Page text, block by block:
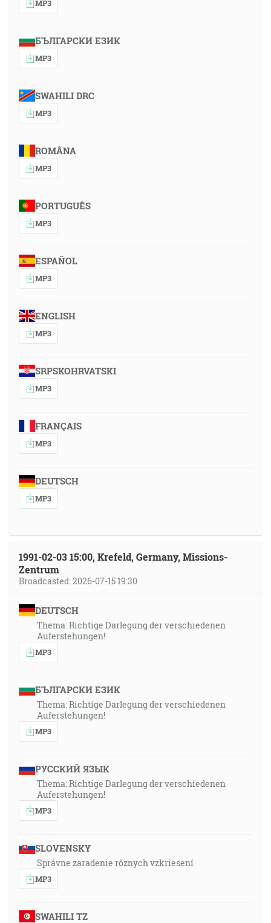
MP3
БЪЛГАРСКИ ЕЗИК
MP3
SWAHILI DRC
MP3
ROMÂNA
MP3
PORTUGUÊS
MP3
ESPAÑOL
MP3
ENGLISH
MP3
SRPSKOHRVATSKI
MP3
FRANÇAIS
MP3
DEUTSCH
MP3
1991-02-03 15:00, Krefeld, Germany, Missions-
Zentrum
Broadcasted: 2026-07-15 19:30
DEUTSCH
Thema: Richtige Darlegung der verschiedenen
Auferstehungen!
MP3
БЪЛГАРСКИ ЕЗИК
Thema: Richtige Darlegung der verschiedenen
Auferstehungen!
MP3
РУССКИЙ ЯЗЫК
Thema: Richtige Darlegung der verschiedenen
Auferstehungen!
MP3
SLOVENSKY
Správne zaradenie rôznych vzkriesení
MP3
SWAHILI TZ